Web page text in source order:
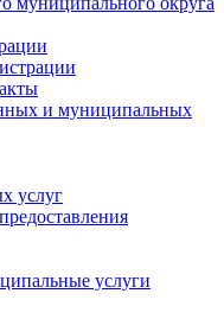
и муниципальных
услуг
услуги